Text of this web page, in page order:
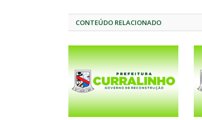
CONTEÚDO RELACIONADO